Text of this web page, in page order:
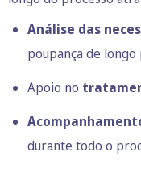
Análise das
poupança de
Apoio no
durante todo o